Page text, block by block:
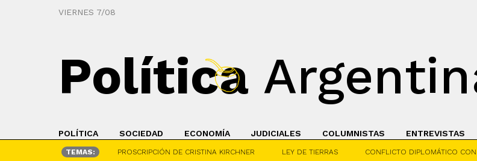
VIERNES 7/08
Política
POLÍTICA SOCIEDAD ECONOMÍA JUDICIALES COLUMNISTAS ENTREVISTAS
TEMAS: PROSCRIPCIÓN DE CRISTINA KIRCHNER LEY DE TIERRAS CONFLICTO DIPLOMÁTICO